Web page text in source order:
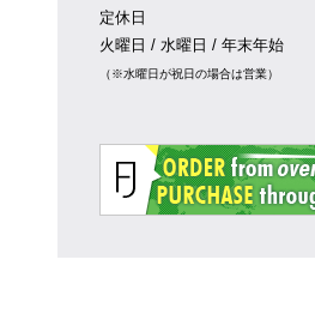
定休日
火曜日 / 水曜日 / 年末年始
（※水曜日が祝日の場合は営業）